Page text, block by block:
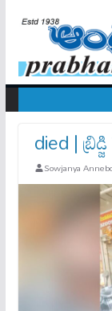
died |
Sowjanya